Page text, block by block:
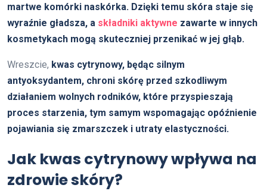
martwe komórki naskórka. Dzięki temu skóra staje się
wyraźnie gładsza, a składniki aktywne zawarte w innych
kosmetykach mogą skuteczniej przenikać w jej głąb.
Wreszcie, kwas cytrynowy, będąc silnym
antyoksydantem, chroni skórę przed szkodliwym
działaniem wolnych rodników, które przyspieszają
proces starzenia, tym samym wspomagając opóźnienie
pojawiania się zmarszczek i utraty elastyczności.
Jak kwas cytrynowy wpływa na
zdrowie skóry?